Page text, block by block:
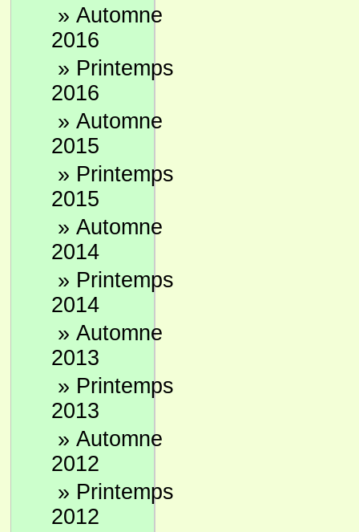
» Automne
2016
» Printemps
2016
» Automne
2015
» Printemps
2015
» Automne
2014
» Printemps
2014
» Automne
2013
» Printemps
2013
» Automne
2012
» Printemps
2012